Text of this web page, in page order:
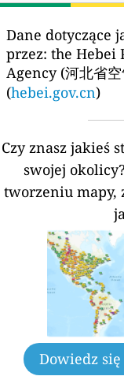
Dane dotyczące
przez: the Hebei
Agency (河北省
(hebei.gov.cn)
Czy znasz jakieś
swojej okolicy?
tworzeniu mapy,
Dowiedz